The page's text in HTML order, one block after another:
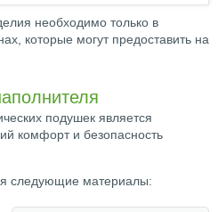
необходимо только в
которые могут предоставить на
подушек является
комфорт и безопасность
следующие материалы: